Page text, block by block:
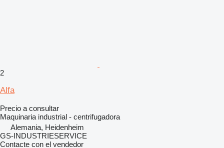
2
Alfa
Precio a consultar
Maquinaria industrial - centrifugadora
Alemania, Heidenheim
GS-INDUSTRIESERVICE
Contacte con el vendedor